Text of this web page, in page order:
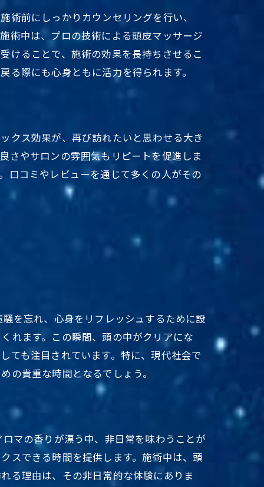
前にしっかりカウンセリングを行い、
術中は、プロの技術による頭皮マッサージ
けることで、施術の効果を長持ちさせるこ
際にも心身ともに活力を得られます。
クス効果が、再び訪れたいと思わせる大き
さやサロンの雰囲気もリピートを促進しま
口コミやレビューを通じて多くの人がその
を忘れ、心身をリフレッシュするために設
れます。この瞬間、頭の中がクリアにな
ても注目されています。特に、現代社会で
の貴重な時間となるでしょう。
マの香りが漂う中、非日常を味わうことが
スできる時間を提供します。施術中は、頭
る理由は、その非日常的な体験にありま